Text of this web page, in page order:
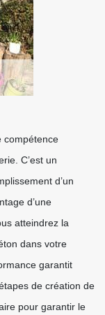
compétence
C’est un
d’un
d’une
atteindrez la
dans votre
garantit
de création de
pour garantir le